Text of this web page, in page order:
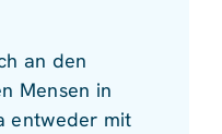
an den
Mensen in
entweder mit